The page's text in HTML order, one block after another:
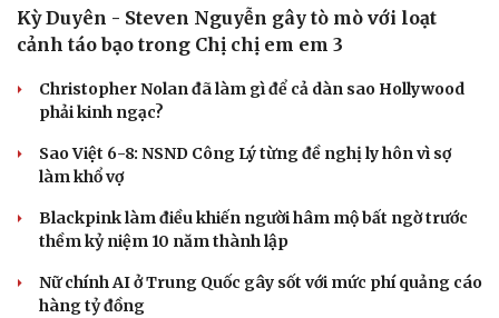
Văn hóa
Sân khấu - Điện ảnh
Âm nhạc
Di sản
Giải trí
Sao Việt
Kỳ Duyên - Steven Nguyễn gây tò mò với loạt
cảnh táo bạo trong Chị chị em em 3
Christopher Nolan đã làm gì để cả dàn sao Hollywood
phải kinh ngạc?
Sao Việt 6-8: NSND Công Lý từng đề nghị ly hôn vì sợ
làm khổ vợ
Blackpink làm điều khiến người hâm mộ bất ngờ trước
thềm kỷ niệm 10 năm thành lập
Nữ chính AI ở Trung Quốc gây sốt với mức phí quảng cáo
hàng tỷ đồng